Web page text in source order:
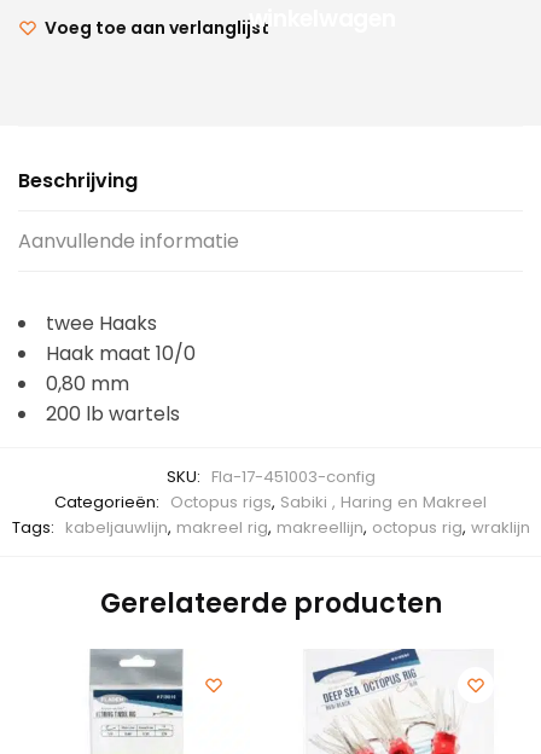
winkelwagen
Voeg toe aan verlanglijst
Beschrijving
Aanvullende informatie
twee Haaks
Haak maat 10/0
0,80 mm
200 lb wartels
SKU: Fla-17-451003-config
Categorieën: Octopus rigs, Sabiki , Haring en Makreel
Tags: kabeljauwlijn, makreel rig, makreellijn, octopus rig, wraklijn
Gerelateerde producten